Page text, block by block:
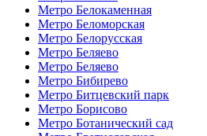
Метро Белокаменная
Метро Беломорская
Метро Белорусская
Метро Беляево
Метро Беляево
Метро Бибирево
Метро Битцевский парк
Метро Борисово
Метро Ботанический сад